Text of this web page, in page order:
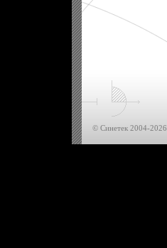
© Синетек 2004-2026